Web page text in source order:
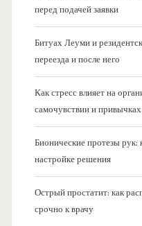
перед подачей заявки
Битуах Леуми и
переезда и после него
Как стресс влияет на
самочувствии и привычках
Бионические протезы рук:
настройке решения
Острый простатит: как
срочно к врачу